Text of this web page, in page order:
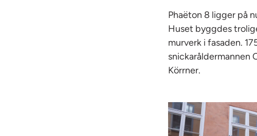
Phaëton 8 ligger på
Huset byggdes
murverk i fasaden.
snickaråldermannen
Körrner.